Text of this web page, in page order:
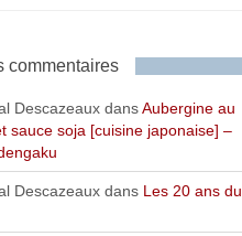
commentaires
Descazeaux dansAubergine au
sauce soja [cuisine japonaise] –
Descazeaux dans Les 20 ans du